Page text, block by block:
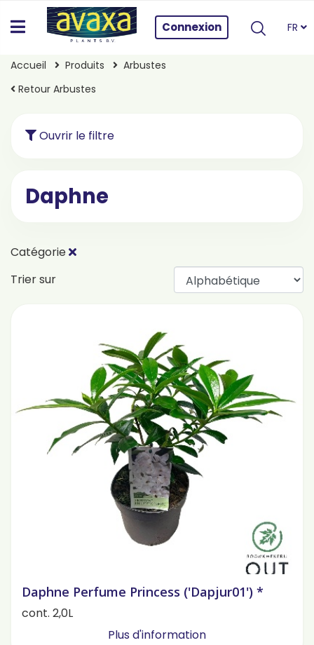
Connexion FR
Accueil Produits
Arbustes
Retour Arbustes
Ouvrir le filtre
Daphne
Catégorie
Trier sur
Daphne Perfume Princess ('Dapjur01') *
cont. 2,0L
Plus d'information